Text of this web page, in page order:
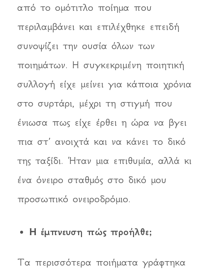
από το ομότιτλο ποίημα που
περιλαμβάνει και επιλέχθηκε επειδή
συνοψίζει την ουσία όλων των
ποιημάτων. Η συγκεκριμένη ποιητική
συλλογή είχε μείνει για κάποια χρόνια
στο συρτάρι, μέχρι τη στιγμή που
ένιωσα πως είχε έρθει η ώρα να βγει
πια στ’ ανοιχτά και να κάνει το δικό
της ταξίδι. Ήταν μια επιθυμία, αλλά κι
ένα όνειρο σταθμός στο δικό μου
προσωπικό ονειροδρόμιο.
Η έμπνευση πώς προήλθε;
Τα περισσότερα ποιήματα γράφτηκα